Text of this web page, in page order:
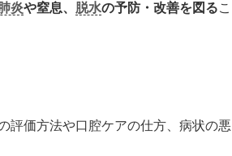
炎や窒息、 脱水の予防・改善を図るこ
評価方法や口腔ケアの仕方、病状の悪